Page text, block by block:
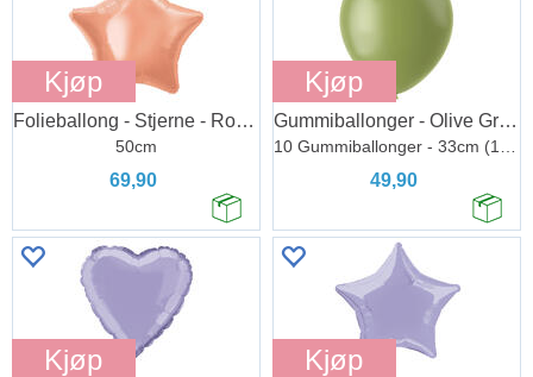
Kjøp
Folieballong - Stjerne - Rose Gold
50cm
69,90
Kjøp
Gummiballonger - Olive Green
49,90
Kjøp Kjøp